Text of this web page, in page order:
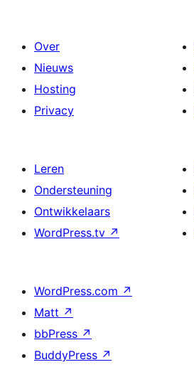
Over
Nieuws
Hosting
Privacy
Leren
Ondersteuning
Ontwikkelaars
WordPress.tv ↗
WordPress.com ↗
Matt ↗
bbPress ↗
BuddyPress ↗